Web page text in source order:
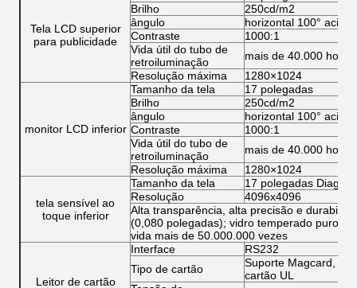
Tela LCD superior
para publicidade
Brilho
250cd/m2
ângulo
horizontal 100°
Contraste
1000:1
Vida útil do tubo de
retroiluminação
mais de 40.000 horas
Resolução máxima
1280×1024
monitor LCD inferior
Tamanho da tela
17 polegadas
Brilho
250cd/m2
ângulo
horizontal 100°
Contraste
1000:1
Vida útil do tubo de
retroiluminação
mais de 40.000 horas
Resolução máxima
1280×1024
tela sensível ao
toque inferior
Tamanho da tela
17 polegadas
Resolução
4096x4096
Alta transparência, alta precisão e
(0,080 polegadas); vidro temperado puro;
vida mais de 50.000.000 vezes
Leitor de cartão
Interface
RS232
Tipo de cartão
Suporte Magcard,
cartão UL